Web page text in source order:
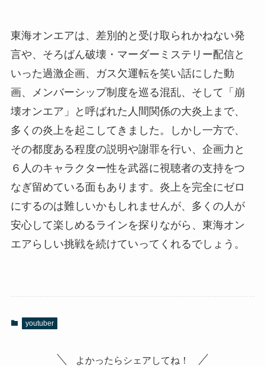
東海オンエアは、差別的と受け取られかねない発
言や、そろばん破壊・マーダーミステリー配信と
いった過激企画、ガス欠運転を笑い話にした動
画、メンバーシップ制度を巡る混乱、そして「崩
壊オンエア」と呼ばれた人間関係の大炎上まで、
多くの炎上を起こしてきました。しかし一方で、
その都度ある程度の説明や謝罪を行い、企画力と
６人のキャラクター性を武器に視聴者の支持をつ
なぎ留めている面もあります。炎上を完全にゼロ
にするのは難しいかもしれませんが、多くの人が
安心して楽しめるラインを探りながら、東海オン
エアらしい挑戦を続けていってくれるでしょう。
youtuber
よかったらシェアしてね！